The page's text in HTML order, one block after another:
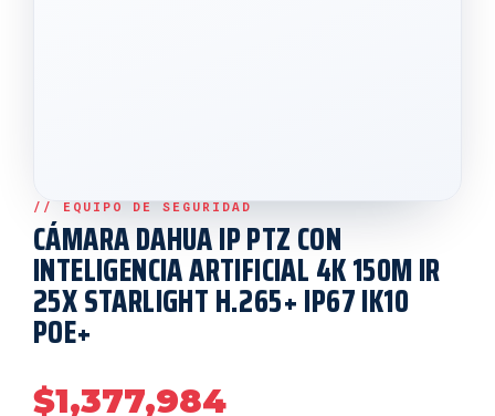
CÁMARA DAHUA IP PTZ CON
INTELIGENCIA ARTIFICIAL 4K 150M IR
25X STARLIGHT H.265+ IP67 IK10
POE+
$1,377,984